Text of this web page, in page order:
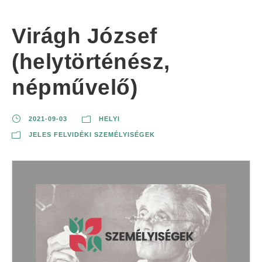
Virágh József
(helytörténész,
népművelő)
2021-09-03 HELYI
JELES FELVIDÉKI SZEMÉLYISÉGEK